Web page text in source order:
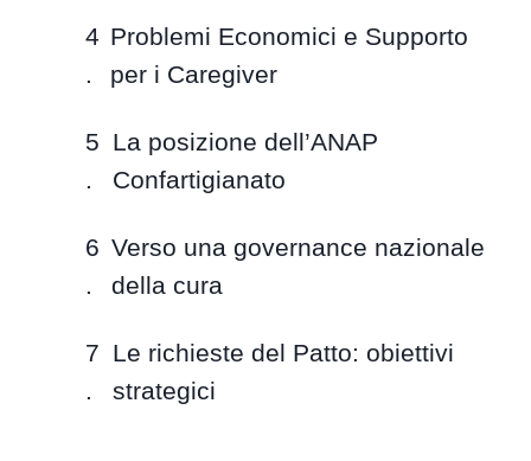
Problemi Economici e Supporto
per i Caregiver
La posizione dell’ANAP
Confartigianato
Verso una governance nazionale
della cura
Le richieste del Patto: obiettivi
strategici